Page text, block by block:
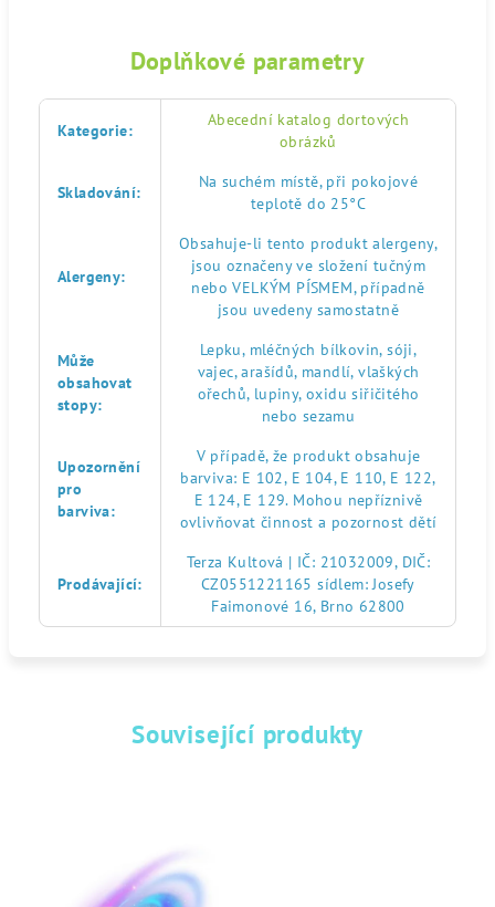
Doplňkové parametry
Kategorie:
Abecední katalog dortových
obrázků
Skladování:
Na suchém místě, při pokojové
teplotě do 25°C
Alergeny:
Obsahuje-li tento produkt alergeny,
jsou označeny ve složení tučným
nebo VELKÝM PÍSMEM, případně
jsou uvedeny samostatně
Může
obsahovat
stopy:
Lepku, mléčných bílkovin, sóji,
vajec, arašídů, mandlí, vlaškých
ořechů, lupiny, oxidu siřičitého
nebo sezamu
Upozornění
pro
barviva:
V případě, že produkt obsahuje
barviva: E 102, E 104, E 110, E 122,
E 124, E 129. Mohou nepříznivě
ovlivňovat činnost a pozornost dětí
Prodávající:
Terza Kultová | IČ: 21032009, DIČ:
CZ0551221165 sídlem: Josefy
Faimonové 16, Brno 62800
Související produkty